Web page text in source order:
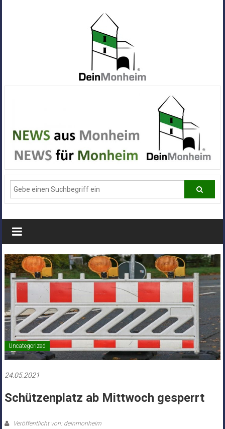
Alle
News
aus
Deiner
Stadt
Monheim
Uncategorized
24.05.2021
Schützenplatz ab Mittwoch gesperrt
Veröffentlicht von: deinmonheim